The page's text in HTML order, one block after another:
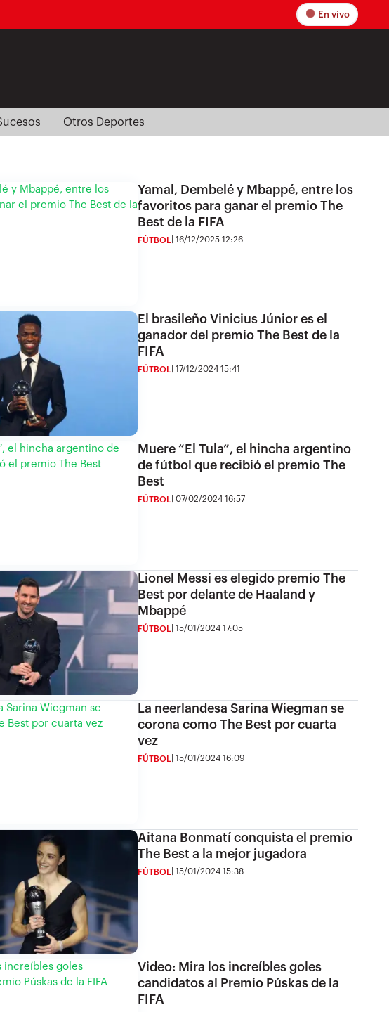
En vivo
Otros Deportes
Yamal, Dembelé y Mbappé, entre los
favoritos para ganar el premio The
Best de la FIFA
FÚTBOL 16/12/2025 12:26
El brasileño Vinicius Júnior es el
ganador del premio The Best de la
FIFA
FÚTBOL 17/12/2024 15:41
Muere “El Tula”, el hincha argentino
de fútbol que recibió el premio The
Best
FÚTBOL 07/02/2024 16:57
Lionel Messi es elegido premio The
Best por delante de Haaland y
Mbappé
FÚTBOL 15/01/2024 17:05
La neerlandesa Sarina Wiegman se
corona como The Best por cuarta
vez
FÚTBOL 15/01/2024 16:09
Aitana Bonmatí conquista el premio
The Best a la mejor jugadora
FÚTBOL 15/01/2024 15:38
Video: Mira los increíbles goles
candidatos al Premio Púskas de la
FIFA